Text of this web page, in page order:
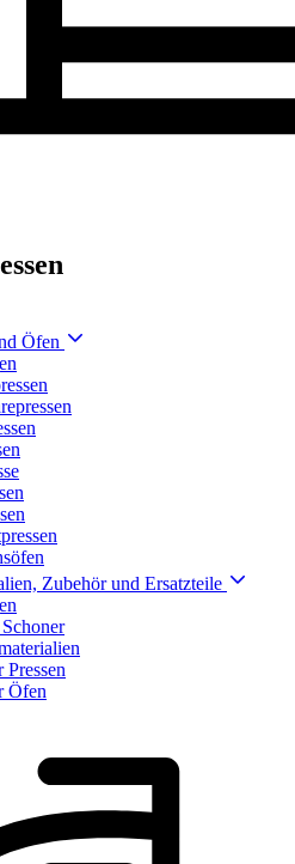
Öfen
Zubehör und Ersatzteile
Öfen